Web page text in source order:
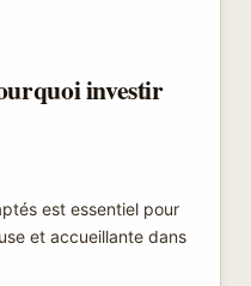
investir
est essentiel pour
et accueillante dans